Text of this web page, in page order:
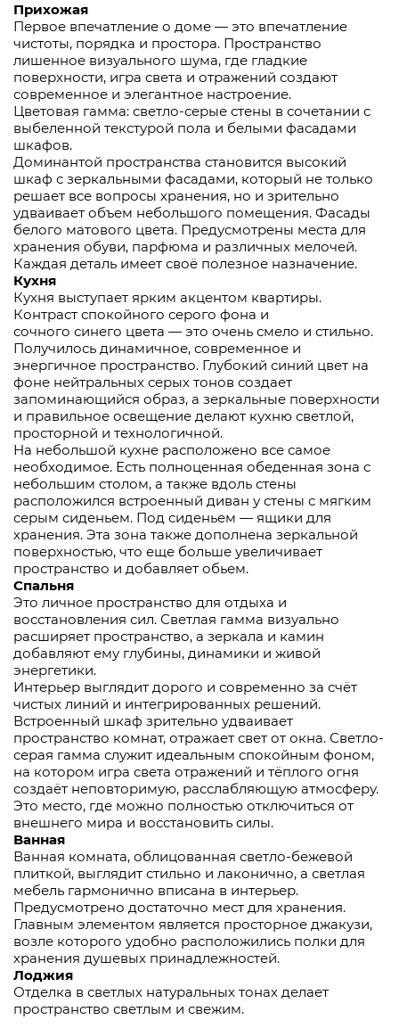
Прихожая
Первое впечатление о доме — это впечатление
чистоты, порядка и простора. Пространство
лишенное визуального шума, где гладкие
поверхности, игра света и отражений создают
современное и элегантное настроение.
Цветовая гамма: светло-серые стены в сочетании с
выбеленной текстурой пола и белыми фасадами
шкафов.
Доминантой пространства становится высокий
шкаф с зеркальными фасадами, который не только
решает все вопросы хранения, но и зрительно
удваивает объем небольшого помещения. Фасады
белого матового цвета. Предусмотрены места для
хранения обуви, парфюма и различных мелочей.
Каждая деталь имеет своё полезное назначение.
Кухня
Кухня выступает ярким акцентом квартиры.
Контраст спокойного серого фона и
сочного синего цвета — это очень смело и стильно.
Получилось динамичное, современное и
энергичное пространство. Глубокий синий цвет на
фоне нейтральных серых тонов создает
запоминающийся образ, а зеркальные поверхности
и правильное освещение делают кухню светлой,
просторной и технологичной.
На небольшой кухне расположено все самое
необходимое. Есть полноценная обеденная зона с
небольшим столом, а также вдоль стены
расположился встроенный диван у стены с мягким
серым сиденьем. Под сиденьем — ящики для
хранения. Эта зона также дополнена зеркальной
поверхностью, что еще больше увеличивает
пространство и добавляет обьем.
Спальня
Это личное пространство для отдыха и
восстановления сил. Светлая гамма визуально
расширяет пространство, а зеркала и камин
добавляют ему глубины, динамики и живой
энергетики.
Интерьер выглядит дорого и современно за счёт
чистых линий и интегрированных решений.
Встроенный шкаф зрительно удваивает
пространство комнат, отражает свет от окна. Светло-
серая гамма служит идеальным спокойным фоном,
на котором игра света отражений и тёплого огня
создаёт неповторимую, расслабляющую атмосферу.
Это место, где можно полностью отключиться от
внешнего мира и восстановить силы.
Ванная
Ванная комната, облицованная светло-бежевой
плиткой, выглядит стильно и лаконично, а светлая
мебель гармонично вписана в интерьер.
Предусмотрено достаточно мест для хранения.
Главным элементом является просторное джакузи,
возле которого удобно расположились полки для
хранения душевых принадлежностей.
Лоджия
Отделка в светлых натуральных тонах делает
пространство светлым и свежим.